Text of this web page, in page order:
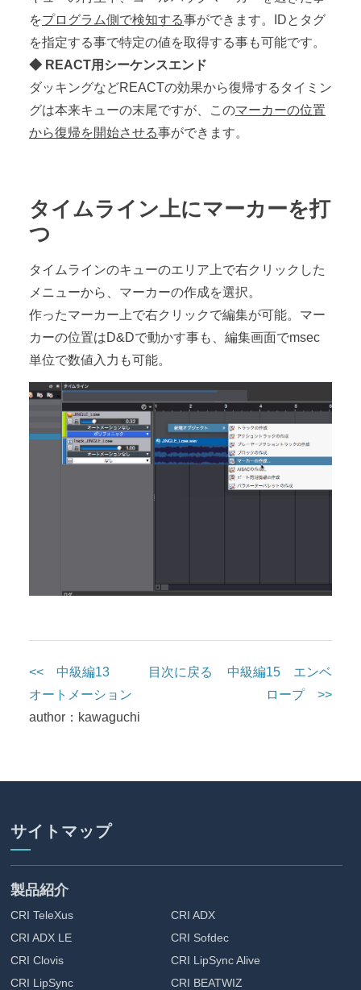
をプログラム側で検知する事ができます。IDとタグ
を指定する事で特定の値を取得する事も可能です。
◆ REACT用シーケンスエンド
ダッキングなどREACTの効果から復帰するタイミン
グは本来キューの末尾ですが、このマーカーの位置
から復帰を開始させる事ができます。
タイムライン上にマーカーを打
つ
タイムラインのキューのエリア上で右クリックした
メニューから、マーカーの作成を選択。
作ったマーカー上で右クリックで編集が可能。マー
カーの位置はD&Dで動かす事も、編集画面でmsec
単位で数値入力も可能。
<< 中級編13
オートメーション
目次に戻る
中級編15 エンベ
ロープ >>
author：kawaguchi
サイトマップ
製品紹介
CRI TeleXus
CRI ADX
CRI ADX LE
CRI Sofdec
CRI Clovis
CRI LipSync Alive
CRI LipSync
CRI BEATWIZ